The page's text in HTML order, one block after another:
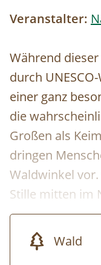
Veranstalter:
Während
durch
einer ganz
die
Großen als
dringen
Waldwinkel
Stille mitten im
Wald